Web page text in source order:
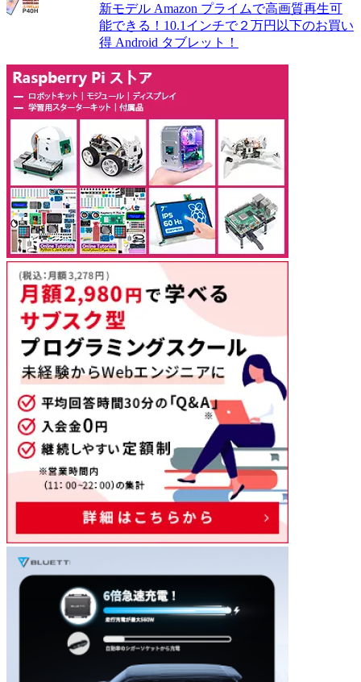
新モデル Amazon プライムで高画質再生可
能できる！10.1インチで２万円以下のお買い
得 Android タブレット！